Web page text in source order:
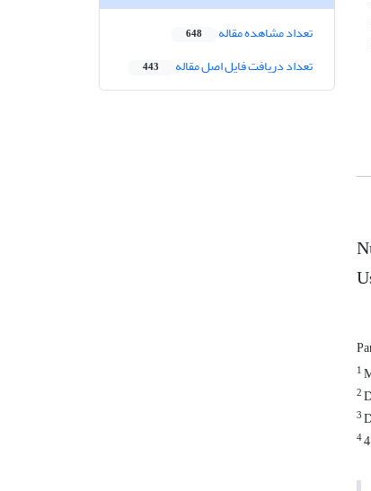
1
2
3
4
تعداد مشاهده مقاله 648
تعداد دریافت فایل اصل مقاله 443